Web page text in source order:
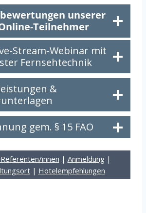
unserer
Teilnehmer
Stream-Webinar mit
Fernsehtechnik
&
gem. § 15 FAO
innen | Anmeldung|
| Hotelempfehlungen